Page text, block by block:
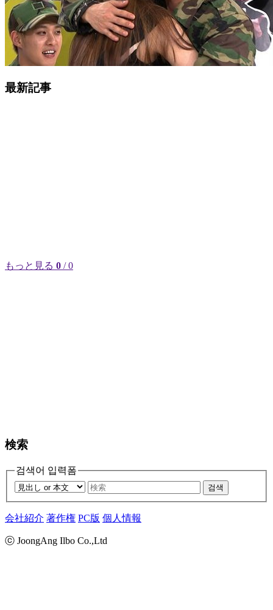
最新記事
もっと見る 0 / 0
検索
검색어 입력폼
검색
会社紹介 著作権 PC版 個人情報
ⓒ JoongAng Ilbo Co.,Ltd